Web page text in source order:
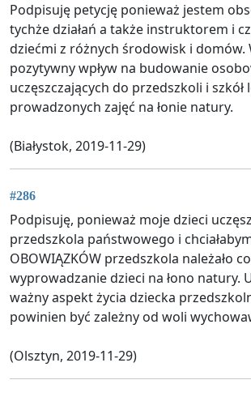
Podpisuję petycję ponieważ jestem
tychże działań a także instruktorem i
dziećmi z różnych środowisk i domów.
pozytywny wpływ na budowanie
uczęszczających do przedszkoli i szkół
prowadzonych zajęć na łonie natury.
(Białystok, 2019-11-29)
#286
Podpisuję, ponieważ moje dzieci
przedszkola państwowego i
OBOWIĄZKÓW przedszkola należało
wyprowadzanie dzieci na łono natury.
ważny aspekt życia dziecka
powinien być zależny od woli
(Olsztyn, 2019-11-29)